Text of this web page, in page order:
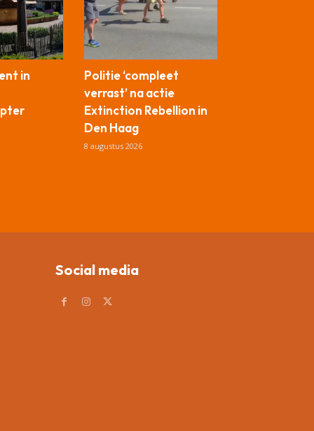
in
Politie ‘compleet
verrast’ na actie
Extinction Rebellion in
Den Haag
8 augustus 2026
Social media